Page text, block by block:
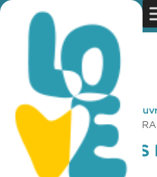
You are here: Home »
STEFANOS OASIS
STEFANOS
LADY’S MILE )